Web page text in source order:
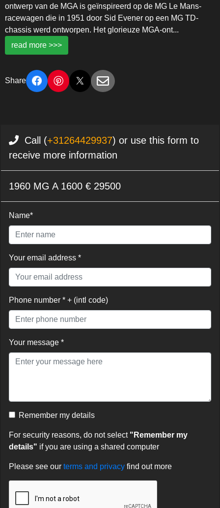
ontwerp van de MGA is geïnspireerd op de MG Le Mans-
racewagen die in 1951 door Sid Evener op een MG TD-
chassis werd ontworpen. Het glorieuze MGA-ont...
read more >>>
Share
Call (+31264429937) or use this form to
receive more information
1960 MG A 1600 € 29500
Name*
Your email address *
Phone number * + (intl code)
Your message *
Remember my details
For security reasons, do not select "Remember my
details" if you are using a shared computer
Please see our terms and privacy find out more